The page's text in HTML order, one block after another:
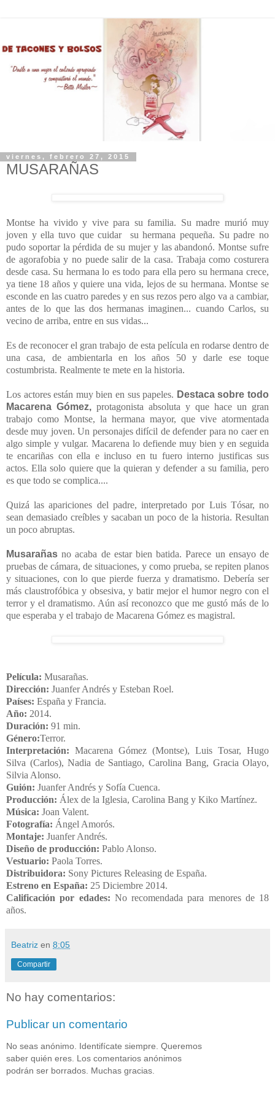
viernes, febrero 27, 2015
MUSARAÑAS
Montse ha vivido y vive para su familia. Su madre murió muy
joven y ella tuvo que cuidar su hermana pequeña. Su padre no
pudo soportar la pérdida de su mujer y las abandonó. Montse sufre
de agorafobia y no puede salir de la casa. Trabaja como costurera
desde casa. Su hermana lo es todo para ella pero su hermana crece,
ya tiene 18 años y quiere una vida, lejos de su hermana. Montse se
esconde en las cuatro paredes y en sus rezos pero algo va a cambiar,
antes de lo que las dos hermanas imaginen... cuando Carlos, su
vecino de arriba, entre en sus vidas...
Es de reconocer el gran trabajo de esta película en rodarse dentro de
una casa, de ambientarla en los años 50 y darle ese toque
costumbrista. Realmente te mete en la historia.
Los actores están muy bien en sus papeles. Destaca sobre todo
Macarena Gómez, protagonista absoluta y que hace un gran
trabajo como Montse, la hermana mayor, que vive atormentada
desde muy joven. Un personajes difícil de defender para no caer en
algo simple y vulgar. Macarena lo defiende muy bien y en seguida
te encariñas con ella e incluso en tu fuero interno justificas sus
actos. Ella solo quiere que la quieran y defender a su familia, pero
es que todo se complica....
Quizá las apariciones del padre, interpretado por Luis Tósar, no
sean demasiado creíbles y sacaban un poco de la historia. Resultan
un poco abruptas.
Musarañas no acaba de estar bien batida. Parece un ensayo de
pruebas de cámara, de situaciones, y como prueba, se repiten planos
y situaciones, con lo que pierde fuerza y dramatismo. Debería ser
más claustrofóbica y obsesiva, y batir mejor el humor negro con el
terror y el dramatismo. Aún así reconozco que me gustó más de lo
que esperaba y el trabajo de Macarena Gómez es magistral.
Película: Musarañas.
Dirección: Juanfer Andrés y Esteban Roel.
Países: España y Francia.
Año: 2014.
Duración: 91 min.
Género:Terror.
Interpretación: Macarena Gómez (Montse), Luis Tosar, Hugo
Silva (Carlos), Nadia de Santiago, Carolina Bang, Gracia Olayo,
Silvia Alonso.
Guión: Juanfer Andrés y Sofía Cuenca.
Producción: Álex de la Iglesia, Carolina Bang y Kiko Martínez.
Música: Joan Valent.
Fotografía: Ángel Amorós.
Montaje: Juanfer Andrés.
Diseño de producción: Pablo Alonso.
Vestuario: Paola Torres.
Distribuidora: Sony Pictures Releasing de España.
Estreno en España: 25 Diciembre 2014.
Calificación por edades: No recomendada para menores de 18
años.
Beatriz en 8:05
Compartir
No hay comentarios:
Publicar un comentario
No seas anónimo. Identifícate siempre. Queremos
saber quién eres. Los comentarios anónimos
podrán ser borrados. Muchas gracias.